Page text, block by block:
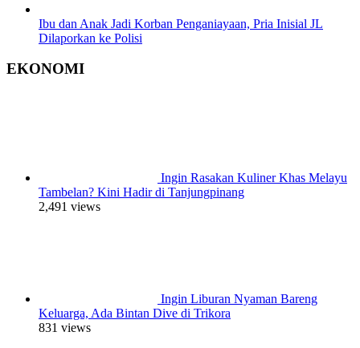
Ibu dan Anak Jadi Korban Penganiayaan, Pria Inisial JL
Dilaporkan ke Polisi
EKONOMI
Ingin Rasakan Kuliner Khas Melayu
Tambelan? Kini Hadir di Tanjungpinang
2,491 views
Ingin Liburan Nyaman Bareng
Keluarga, Ada Bintan Dive di Trikora
831 views